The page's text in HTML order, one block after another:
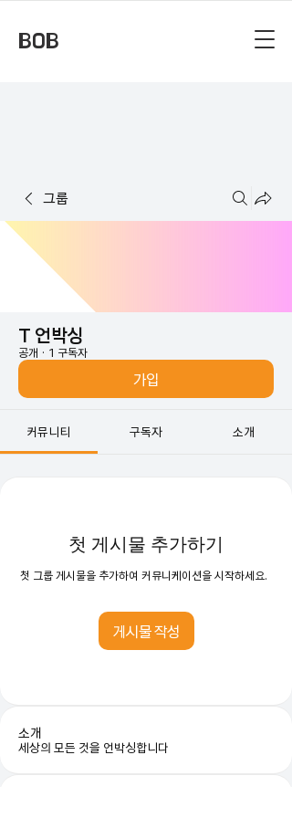
BOB
그룹
T 언박싱
공개 · 1 구독자
가입
커뮤니티 구독자 소개
첫 게시물 추가하기
첫 그룹 게시물을 추가하여 커뮤니케이션을 시작하세요.
게시물 작성
소개
세상의 모든 것을 언박싱합니다